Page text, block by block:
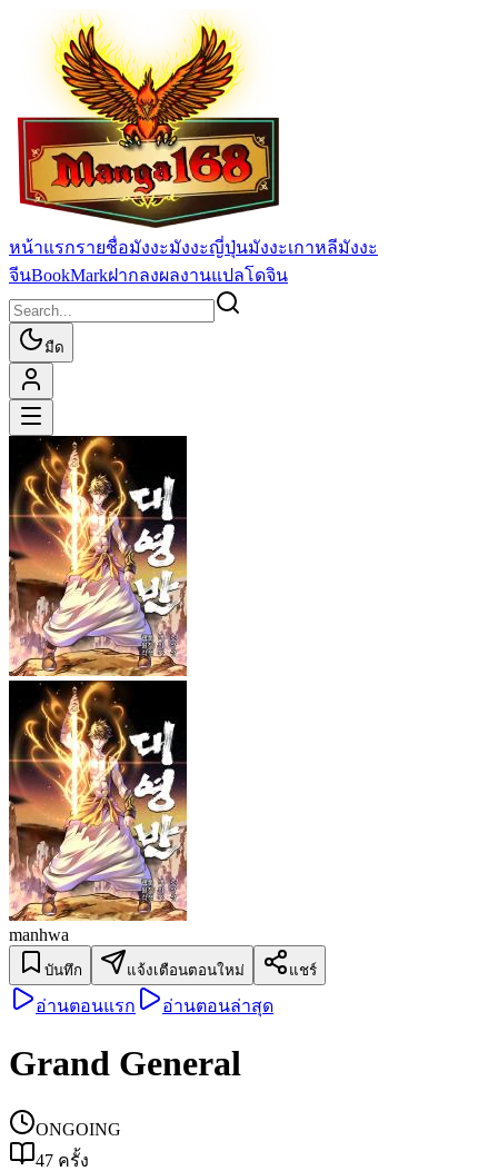
หน้าแรกรายชื่อมังงะมังงะญี่ปุ่นมังงะเกาหลีมังงะ
จีนBookMarkฝากลงผลงานแปลโดจิน
มืด
manhwa
บันทึก แจ้งเตือนตอนใหม่ แชร์
อ่านตอนแรก อ่านตอนล่าสุด
Grand General
ONGOING
47 ครั้ง